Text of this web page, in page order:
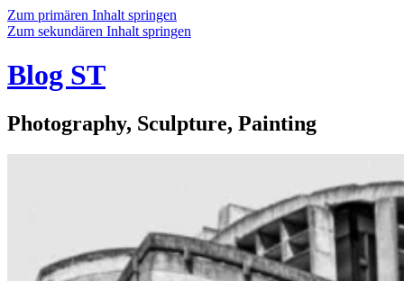
Zum primären Inhalt springen
Zum sekundären Inhalt springen
Blog ST
Photography, Sculpture, Painting